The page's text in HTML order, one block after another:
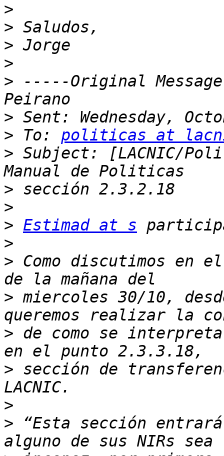
>
>
>
>
> -----Original
>
> To: politicas at
> Subject: [LACNIC/
>
>
> Estimad at s
>
> Como discutimos en
> miercoles 30/10,
> de como se
> sección de
>
> “Esta sección